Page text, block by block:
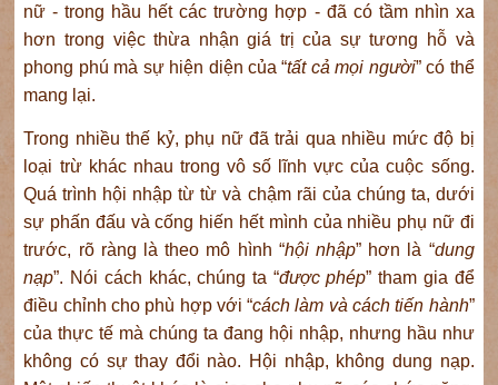
nữ - trong hầu hết các trường hợp - đã có tầm nhìn xa
hơn trong việc thừa nhận giá trị của sự tương hỗ và
phong phú mà sự hiện diện của “tất cả mọi người” có thể
mang lại.
Trong nhiều thế kỷ, phụ nữ đã trải qua nhiều mức độ bị
loại trừ khác nhau trong vô số lĩnh vực của cuộc sống.
Quá trình hội nhập từ từ và chậm rãi của chúng ta, dưới
sự phấn đấu và cống hiến hết mình của nhiều phụ nữ đi
trước, rõ ràng là theo mô hình “hội nhập” hơn là “dung
nạp”. Nói cách khác, chúng ta “được phép” tham gia để
điều chỉnh cho phù hợp với “cách làm và cách tiến hành”
của thực tế mà chúng ta đang hội nhập, nhưng hầu như
không có sự thay đổi nào. Hội nhập, không dung nạp.